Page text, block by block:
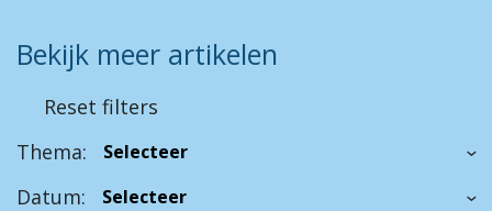
Bekijk meer artikelen
Reset filters
Thema:
Datum: